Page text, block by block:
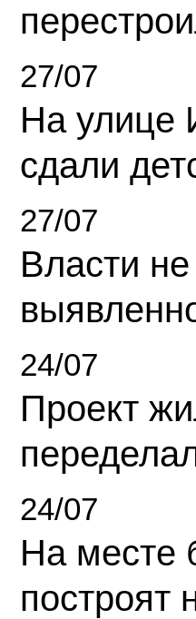
27/07
На улице
сдали
27/07
Власти
24/07
Проект
24/07
На месте
построят